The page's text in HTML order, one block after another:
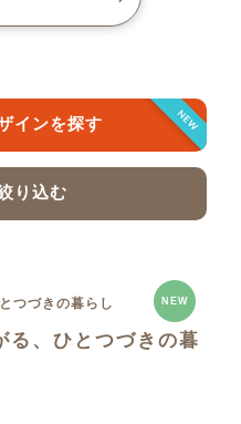
NEW
インを探す
り込む
NEW
る、ひとつづきの暮